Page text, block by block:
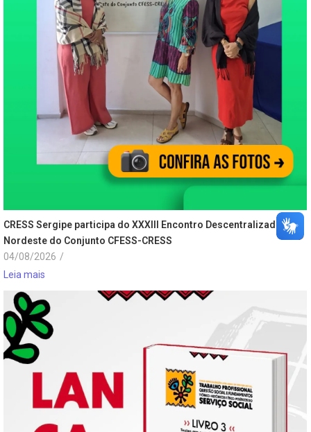
CRESS Sergipe participa do XXXIII Encontro Descentralizado
Nordeste do Conjunto CFESS-CRESS
04/08/2026 /
Leia mais